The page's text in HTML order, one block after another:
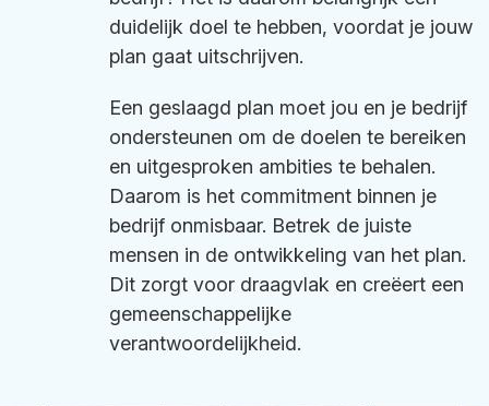
duidelijk doel te hebben, voordat je jouw
plan gaat uitschrijven.
Een geslaagd plan moet jou en je bedrijf
ondersteunen om de doelen te bereiken
en uitgesproken ambities te behalen.
Daarom is het commitment binnen je
bedrijf onmisbaar. Betrek de juiste
mensen in de ontwikkeling van het plan.
Dit zorgt voor draagvlak en creëert een
gemeenschappelijke
verantwoordelijkheid.